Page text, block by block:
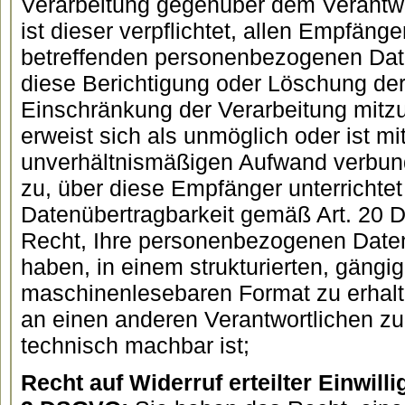
ist dieser verpflichtet, allen
betreffenden personenbezogenen
diese Berichtigung oder Löschung
Einschränkung der Verarbeitung
erweist sich als unmöglich oder ist
unverhältnismäßigen Aufwand
zu, über diese Empfänger
Datenübertragbarkeit gemäß Art. 20
Recht, Ihre personenbezogenen
haben, in einem strukturierten,
maschinenlesebaren Format zu
an einen anderen Verantwortlichen
technisch machbar ist;
Recht auf Widerruf erteilter